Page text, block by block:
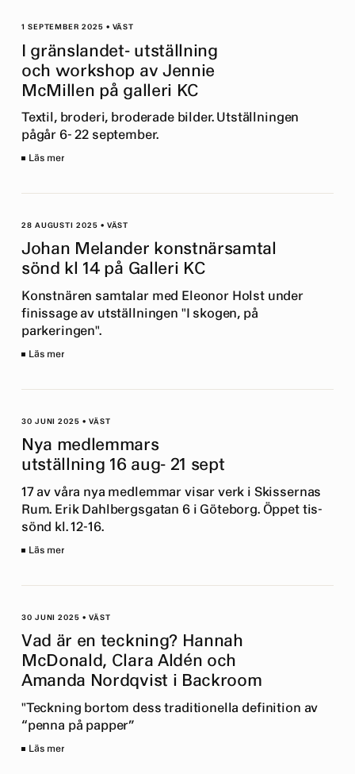
1 SEPTEMBER 2025 • VÄST
I gränslandet- utställning
och workshop av Jennie
McMillen på galleri KC
Textil, broderi, broderade bilder. Utställningen
pågår 6- 22 september.
Läs mer
28 AUGUSTI 2025 • VÄST
Johan Melander konstnärsamtal
sönd kl 14 på Galleri KC
Konstnären samtalar med Eleonor Holst under
finissage av utställningen "I skogen, på
parkeringen".
Läs mer
30 JUNI 2025 • VÄST
Nya medlemmars
utställning 16 aug- 21 sept
17 av våra nya medlemmar visar verk i Skissernas
Rum. Erik Dahlbergsgatan 6 i Göteborg. Öppet tis-
sönd kl. 12-16.
Läs mer
30 JUNI 2025 • VÄST
Vad är en teckning? Hannah
McDonald, Clara Aldén och
Amanda Nordqvist i Backroom
"Teckning bortom dess traditionella definition av
“penna på papper”
Läs mer